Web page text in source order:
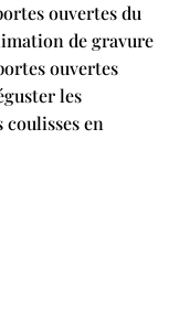
ouvertes du
de gravure
ouvertes
les
en